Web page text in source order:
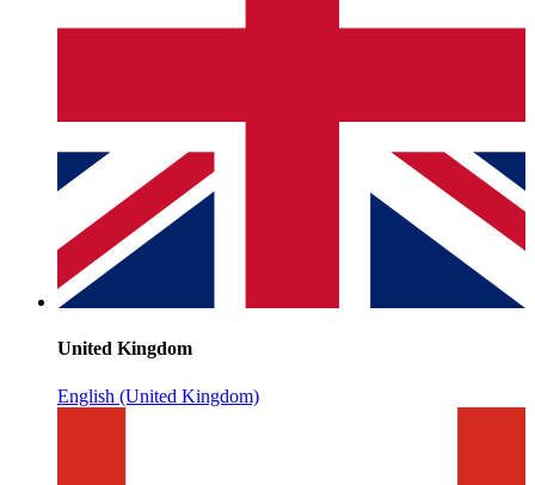
United Kingdom
English (United Kingdom)